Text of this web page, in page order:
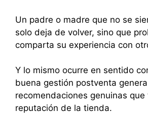
Un padre o madre que no se
solo deja de volver, sino que
comparta su experiencia con
Y lo mismo ocurre en sentido
buena gestión postventa genera
recomendaciones genuinas
reputación de la tienda.